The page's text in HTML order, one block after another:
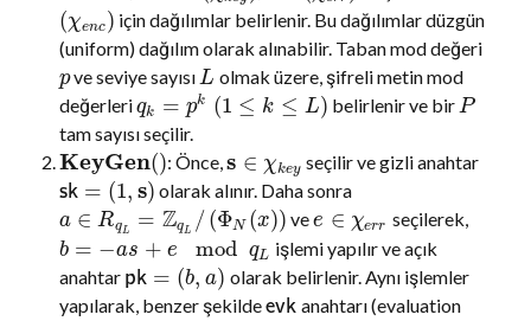
(χenc) için dağılımlar belirlenir. Bu dağılımlar düzgün
(uniform) dağılım olarak alınabilir. Taban mod değeri
pve seviye sayısı L olmak üzere, şifreli metin mod
değerleriqk = pk (1 ≤ k ≤ L) belirlenir ve bir P
tam sayısı seçilir.
KeyGen(): Önce,s ∈ χkey seçilir ve gizli anahtar
sk = (1, s) olarak alınır. Daha sonra
a ∈ RqL = ZqL /(ΦN (x)) vee ∈ χerr seçilerek,
b = −as + e mod qL işlemi yapılır ve açık
anahtar pk = (b, a) olarak belirlenir. Aynı işlemler
yapılarak, benzer şekildeevk anahtarı (evaluation